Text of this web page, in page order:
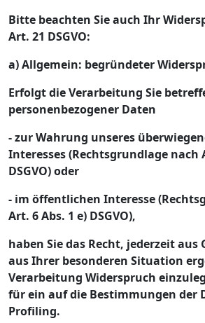
Bitte beachten Sie auch Ihr
Art. 21 DSGVO:
a) Allgemein: begründeter
Erfolgt die Verarbeitung Sie
personenbezogener Daten
- zur Wahrung unseres
Interesses (Rechtsgrundlage nach
DSGVO) oder
- im öffentlichen Interesse
Art. 6 Abs. 1 e) DSGVO),
haben Sie das Recht, jederzeit aus
aus Ihrer besonderen Situation
Verarbeitung Widerspruch
für ein auf die Bestimmungen der
Profiling.